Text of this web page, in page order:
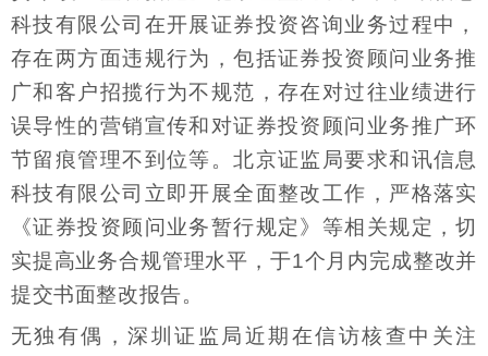
科技有限公司在开展证券投资咨询业务过程中，
存在两方面违规行为，包括证券投资顾问业务推
广和客户招揽行为不规范，存在对过往业绩进行
误导性的营销宣传和对证券投资顾问业务推广环
节留痕管理不到位等。北京证监局要求和讯信息
科技有限公司立即开展全面整改工作，严格落实
《证券投资顾问业务暂行规定》等相关规定，切
实提高业务合规管理水平，于1个月内完成整改并
提交书面整改报告。
无独有偶，深圳证监局近期在信访核查中关注